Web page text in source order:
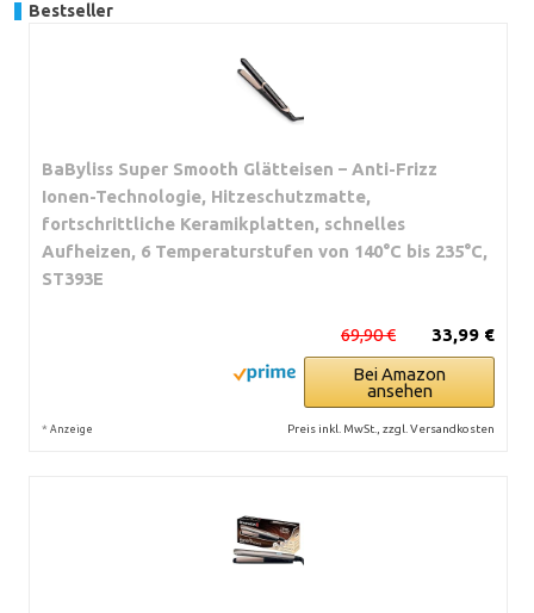
Bestseller
BaByliss Super Smooth Glätteisen – Anti-Frizz
Ionen-Technologie, Hitzeschutzmatte,
fortschrittliche Keramikplatten, schnelles
Aufheizen, 6 Temperaturstufen von 140°C bis 235°C,
ST393E
33,99 €
69,90 €
Bei Amazon
ansehen
* Anzeige Preis inkl. MwSt., zzgl. Versandkosten